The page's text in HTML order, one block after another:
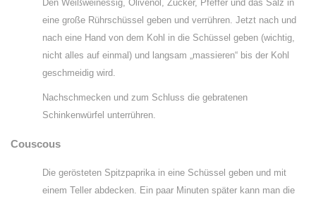
Den Weißweinessig, Olivenöl, Zucker, Pfeffer und das Salz in
eine große Rührschüssel geben und verrühren. Jetzt nach und
nach eine Hand von dem Kohl in die Schüssel geben (wichtig,
nicht alles auf einmal) und langsam „massieren“ bis der Kohl
geschmeidig wird.
Nachschmecken und zum Schluss die gebratenen
Schinkenwürfel unterrühren.
Couscous
Die gerösteten Spitzpaprika in eine Schüssel geben und mit
einem Teller abdecken. Ein paar Minuten später kann man die